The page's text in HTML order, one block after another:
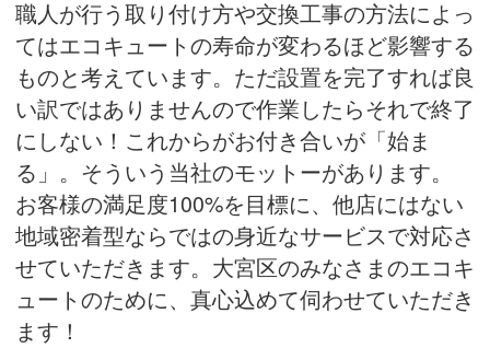
職人が行う取り付け方や交換工事の方法によっ
てはエコキュートの寿命が変わるほど影響する
ものと考えています。ただ設置を完了すれば良
い訳ではありませんので作業したらそれで終了
にしない！これからがお付き合いが「始ま
る」。そういう当社のモットーがあります。
お客様の満足度100%を目標に、他店にはない
地域密着型ならではの身近なサービスで対応さ
せていただきます。大宮区のみなさまのエコキ
ュートのために、真心込めて伺わせていただき
ます！